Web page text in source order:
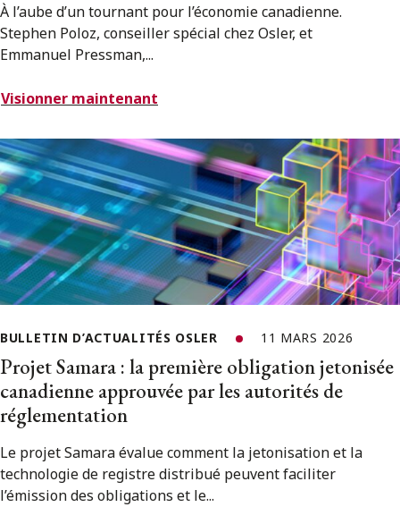
À l’aube d’un tournant pour l’économie canadienne.
Stephen Poloz, conseiller spécial chez Osler, et
Emmanuel Pressman,...
Visionner maintenant
BULLETIN D’ACTUALITÉS OSLER 11 MARS 2026
Projet Samara : la première obligation jetonisée
canadienne approuvée par les autorités de
réglementation
Le projet Samara évalue comment la jetonisation et la
technologie de registre distribué peuvent faciliter
l’émission des obligations et le...